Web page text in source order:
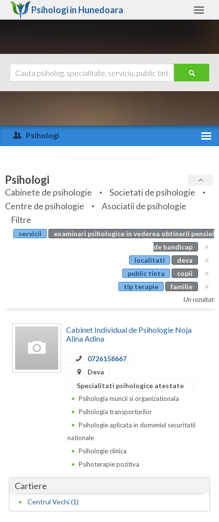
Psihologi in Hunedoara
Arad
Arges
Bihor
Bistrita-Nasaud
Botosani
Calarasi
Caras-Severin
Giurgiu
Gorj
Ajutor
Psihologi
Specialitati
Servicii
Articole
Evenimente
Psihologi
Cabinete de psihologie
Societati de psihologie
Centre de psihologie
Asociatii de psihologie
Filtre
servicii
examinari psihologice in vederea obtinerii pensiei
de handicap
localitati
deva
public tinta
copii
tip terapie
familie
Un rezultat
Cabinet Individual de Psihologie Noja
Alina Adina
0726158667
Deva
Specialitati psihologice atestate
Psihologia muncii si organizationala
Psihologia transporturilor
Psihologie aplicata in domeniul securitatii
nationale
Psihologie clinica
Psihoterapie pozitiva
Cartiere
Centrul Vechi (1)